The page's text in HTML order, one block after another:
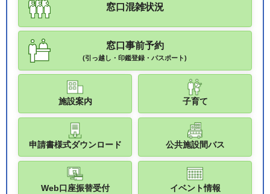
窓口混雑状況
窓口事前予約
(引っ越し・印鑑登録・パスポート)
施設案内 子育て
申請書様式ダウンロード 公共施設間バス
Web口座振替受付 イベント情報